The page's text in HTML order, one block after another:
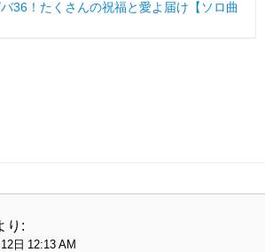
バ36！たくさんの祝福と愛よ届け【ソロ曲
り:
日 12:13 AM